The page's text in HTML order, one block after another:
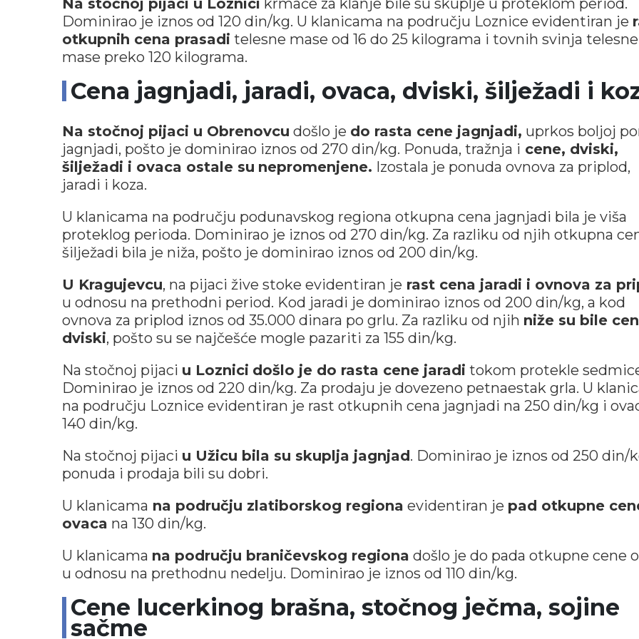
Na stočnoj pijaci u Loznici krmače za klanje bile su skuplje u proteklom period.
Dominirao je iznos od 120 din/kg. U klanicama na području Loznice evidentiran je
otkupnih cena prasadi telesne mase od 16 do 25 kilograma i tovnih svinja telesne
mase preko 120 kilograma.
Cena jagnjadi, jaradi, ovaca, dviski, šilježadi i
Na stočnoj pijaci u Obrenovcu došlo je do rasta cene jagnjadi, uprkos boljoj
jagnjadi, pošto je dominirao iznos od 270 din/kg. Ponuda, tražnja i cene, dviski,
šilježadi i ovaca ostale su nepromenjene. Izostala je ponuda ovnova za priplod,
jaradi i koza.
U klanicama na području podunavskog regiona otkupna cena jagnjadi bila je viša
proteklog perioda. Dominirao je iznos od 270 din/kg. Za razliku od njih otkupna
šilježadi bila je niža, pošto je dominirao iznos od 200 din/kg.
U Kragujevcu, na pijaci žive stoke evidentiran je rast cena jaradi i ovnova za
u odnosu na prethodni period. Kod jaradi je dominirao iznos od 200 din/kg, a kod
ovnova za priplod iznos od 35.000 dinara po grlu. Za razliku od njih niže su bile
dviski, pošto su se najčešće mogle pazariti za 155 din/kg.
Na stočnoj pijaci u Loznici došlo je do rasta cene jaradi tokom protekle
Dominirao je iznos od 220 din/kg. Za prodaju je dovezeno petnaestak grla. U
na području Loznice evidentiran je rast otkupnih cena jagnjadi na 250 din/kg i
140 din/kg.
Na stočnoj pijaci u Užicu bila su skuplja jagnjad. Dominirao je iznos od 250 din/
ponuda i prodaja bili su dobri.
U klanicama na području zlatiborskog regiona evidentiran je pad otkupne
ovaca na 130 din/kg.
U klanicama na području braničevskog regiona došlo je do pada otkupne cene
u odnosu na prethodnu nedelju. Dominirao je iznos od 110 din/kg.
Cene lucerkinog brašna, stočnog ječma, sojine
sačme